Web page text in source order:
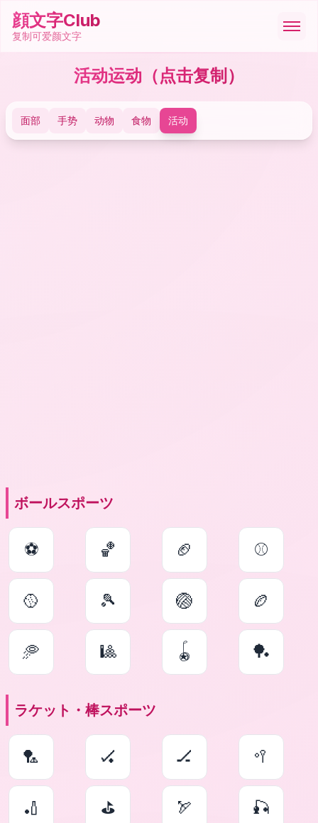
顔文字Club
复制可爱颜文字
顔文字
絵文字
活动运动 （点击复制）
面部 手势 动物 食物 活动
ボールスポーツ
⚽ 🏀 🏈 ⚾
🥎 🎾 🏐 🏉
🥏 🎱 🪀 🏓
ラケット・棒スポーツ
🏸 🏑 🏒 🥍
🏏 ⛳ 🏹 🎣